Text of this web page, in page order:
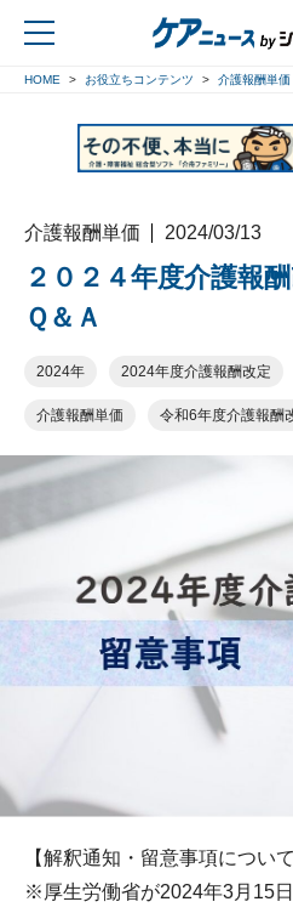
HOME お役立ちコンテンツ 介護報酬単価
介護報酬単価 2024/03/13
２０２４年度介護報
Ｑ＆Ａ
2024年 2024年度介護報酬改定
介護報酬単価 令和6年度介護報酬
【解釈通知・留意事項について
※厚生労働省が2024年3月15